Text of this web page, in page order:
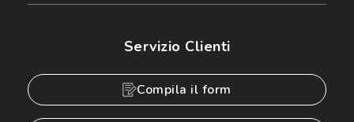
Servizio Clienti
Compila il form